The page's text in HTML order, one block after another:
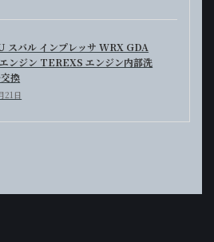
スバル インプレッサ WRX GDA
ンジン TEREXS エンジン内部洗
換
21日